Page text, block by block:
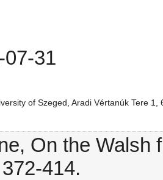
07-31
of Szeged, Aradi Vértanúk Tere 1,
On the Walsh
414.